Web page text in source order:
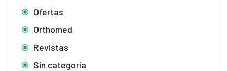
Ofertas
Orthomed
Revistas
Sin categoría